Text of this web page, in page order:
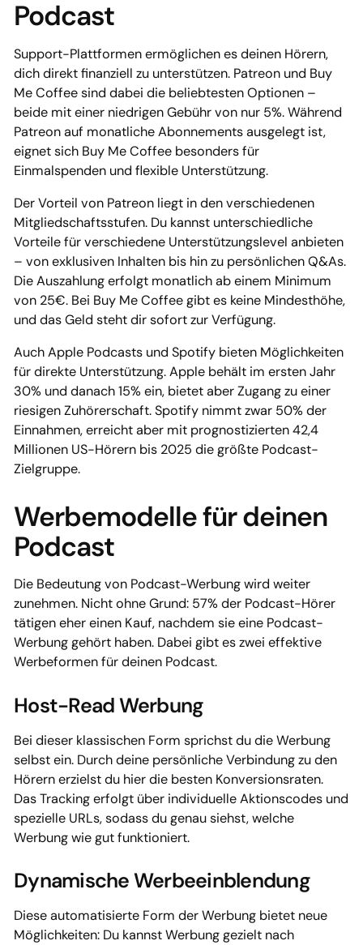
Podcast
Support-Plattformen ermöglichen es deinen Hörern,
dich direkt finanziell zu unterstützen. Patreon und Buy
Me Coffee sind dabei die beliebtesten Optionen –
beide mit einer niedrigen Gebühr von nur 5%. Während
Patreon auf monatliche Abonnements ausgelegt ist,
eignet sich Buy Me Coffee besonders für
Einmalspenden und flexible Unterstützung.
Der Vorteil von Patreon liegt in den verschiedenen
Mitgliedschaftsstufen. Du kannst unterschiedliche
Vorteile für verschiedene Unterstützungslevel anbieten
– von exklusiven Inhalten bis hin zu persönlichen Q&As.
Die Auszahlung erfolgt monatlich ab einem Minimum
von 25€. Bei Buy Me Coffee gibt es keine Mindesthöhe,
und das Geld steht dir sofort zur Verfügung.
Auch Apple Podcasts und Spotify bieten Möglichkeiten
für direkte Unterstützung. Apple behält im ersten Jahr
30% und danach 15% ein, bietet aber Zugang zu einer
riesigen Zuhörerschaft. Spotify nimmt zwar 50% der
Einnahmen, erreicht aber mit prognostizierten 42,4
Millionen US-Hörern bis 2025 die größte Podcast-
Zielgruppe.
Werbemodelle für deinen
Podcast
Die Bedeutung von Podcast-Werbung wird weiter
zunehmen. Nicht ohne Grund: 57% der Podcast-Hörer
tätigen eher einen Kauf, nachdem sie eine Podcast-
Werbung gehört haben. Dabei gibt es zwei effektive
Werbeformen für deinen Podcast.
Host-Read Werbung
Bei dieser klassischen Form sprichst du die Werbung
selbst ein. Durch deine persönliche Verbindung zu den
Hörern erzielst du hier die besten Konversionsraten.
Das Tracking erfolgt über individuelle Aktionscodes und
spezielle URLs, sodass du genau siehst, welche
Werbung wie gut funktioniert.
Dynamische Werbeeinblendung
Diese automatisierte Form der Werbung bietet neue
Möglichkeiten: Du kannst Werbung gezielt nach